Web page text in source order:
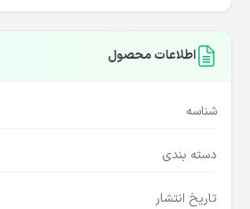
اطلاعات محصول
شناسه
دسته بندی
تاریخ انتشار